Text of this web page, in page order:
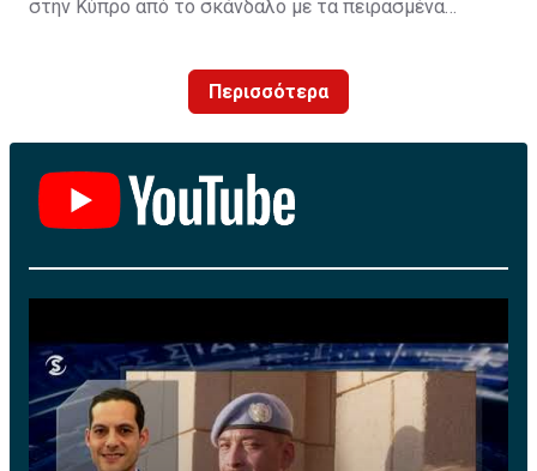
στην Κύπρο από το σκάνδαλο με τα πειρασμένα
ενημερώνει για τις προσεχείς ενέργειες που αφορούν
πετρελαιοκίνητα οχήματα με κινητήρες EA 189.
Περισσότερα